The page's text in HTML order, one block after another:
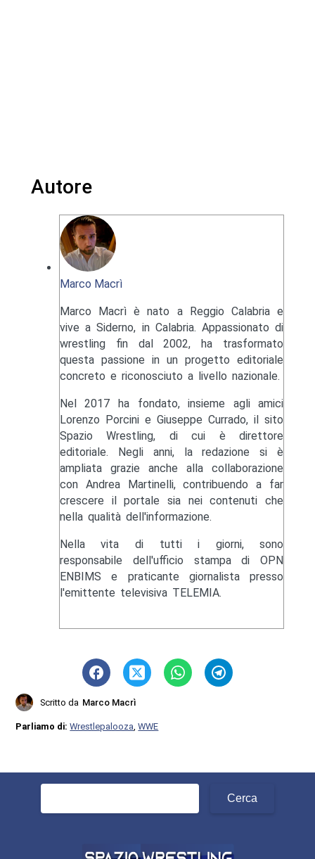
Autore
Marco Macrì
Marco Macrì è nato a Reggio Calabria e
vive a Siderno, in Calabria. Appassionato di
wrestling fin dal 2002, ha trasformato
questa passione in un progetto editoriale
concreto e riconosciuto a livello nazionale.
Nel 2017 ha fondato, insieme agli amici
Lorenzo Porcini e Giuseppe Currado, il sito
Spazio Wrestling, di cui è direttore
editoriale. Negli anni, la redazione si è
ampliata grazie anche alla collaborazione
con Andrea Martinelli, contribuendo a far
crescere il portale sia nei contenuti che
nella qualità dell'informazione.
Nella vita di tutti i giorni, sono
responsabile dell'ufficio stampa di OPN
ENBIMS e praticante giornalista presso
l'emittente televisiva TELEMIA.
Scritto da Marco Macrì
Parliamo di:Wrestlepalooza ,WWE